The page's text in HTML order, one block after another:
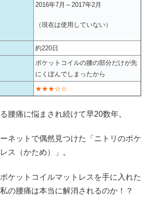
2016年7月～2017年2月
（現在は使用していない）
約220日
ポケットコイルの腰の部分だけが先
にくぼんでしまったから
★★★☆☆
腰痛に悩まされ続けて早20数年。
ネットで偶然見つけた「ニトリのポケ
ス（かため）」。
ケットコイルマットレスを手に入れた
の腰痛は本当に解消されるのか！？